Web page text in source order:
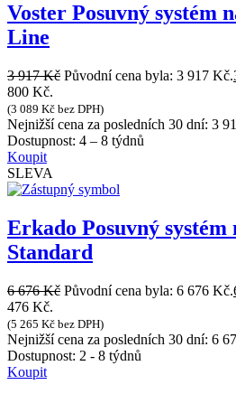
Voster Posuvný systém
Line
3 917Kč Původní cena byla: 3 917 Kč.
800 Kč.
(3 089 Kč bez DPH)
Nejnižší cena za posledních 30 dní: 3
Dostupnost: 4 – 8 týdnů
Koupit
SLEVA
Erkado Posuvný
Standard
6 676Kč Původní cena byla: 6 676 Kč.
476 Kč.
(5 265 Kč bez DPH)
Nejnižší cena za posledních 30 dní: 6
Dostupnost: 2 - 8 týdnů
Koupit